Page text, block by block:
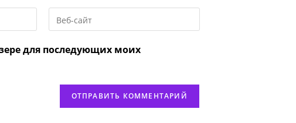
URL
веб-
для последующих моих